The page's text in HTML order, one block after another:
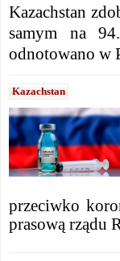
Kazachstan
samym na
odnotowano w
Kazachstan
przeciwko
prasową rządu